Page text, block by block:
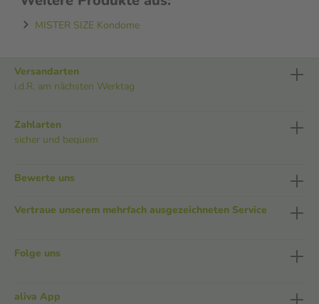
MISTER SIZE Kondome
Versandarten
i.d.R. am nächsten Werktag
Zahlarten
sicher und bequem
Bewerte uns
Vertraue unserem mehrfach ausgezeichneten Service
Folge uns
aliva App